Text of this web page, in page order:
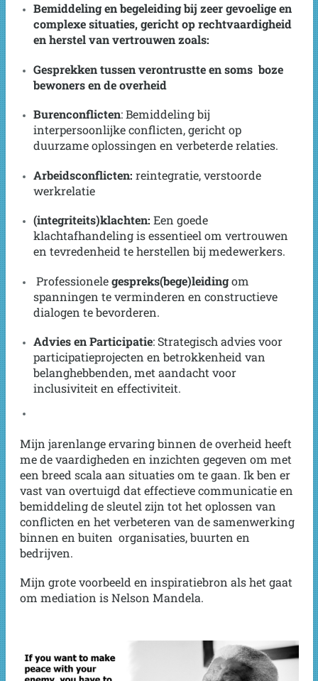
Bemiddeling en begeleiding bij zeer gevoelige en
complexe situaties, gericht op rechtvaardigheid
en herstel van vertrouwen zoals:
Gesprekken tussen verontrustte en soms boze
bewoners en de overheid
Burenconflicten: Bemiddeling bij
interpersoonlijke conflicten, gericht op
duurzame oplossingen en verbeterde relaties.
Arbeidsconflicten: reintegratie, verstoorde
werkrelatie
(integriteits)klachten: Een goede
klachtafhandeling is essentieel om vertrouwen
en tevredenheid te herstellen bij medewerkers.
Professionelegespreks(bege)leidingom
spanningen te verminderen en constructieve
dialogen te bevorderen.
Advies en Participatie: Strategisch advies voor
participatieprojecten en betrokkenheid van
belanghebbenden, met aandacht voor
inclusiviteit en effectiviteit.
Mijn jarenlange ervaring binnen de overheid heeft
me de vaardigheden en inzichten gegeven om met
een breed scala aan situaties om te gaan. Ik ben er
vast van overtuigd dat effectieve communicatie en
bemiddeling de sleutel zijn tot het oplossen van
conflicten en het verbeteren van de samenwerking
binnen en buiten organisaties, buurten en
bedrijven.
Mijn grote voorbeeld en inspiratiebron als het gaat
om mediation is Nelson Mandela.